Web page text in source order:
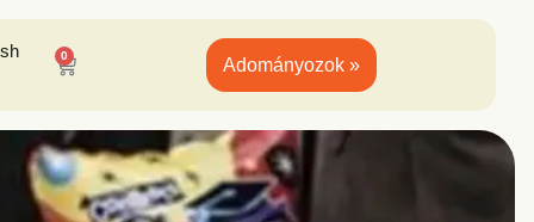
0 Adományozok »